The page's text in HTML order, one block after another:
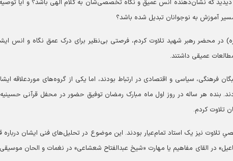
که نشان‌دهنده انس عمیق و نگاه تخصصی‌شان به کلام الهی باشد؟ و آیا
آموزش به نوجوانان تبدیل شده باشد؟
در محضر رهبر شهید تلاوت کردم، فرصتی بی‌نظیر برای درک عمق نگاه و انس
عمیقی داشتند.
فرهنگی، سیاسی و اقتصادی در ارتباط بودند، اما یکی از گروه‌های موردعلاقه
بنده هر ساله در روز اول ماه مبارک رمضان توفیق حضور در محفل قرآنی
تلاوت کردم.
نیز یک استاد تمام‌عیار بودند. این موضوع در تحلیل‌های فنی ایشان درباره
در القای مفاهیم یا مهارت «شیخ عبدالفتاح شعشاعی» در نغمات و الحان